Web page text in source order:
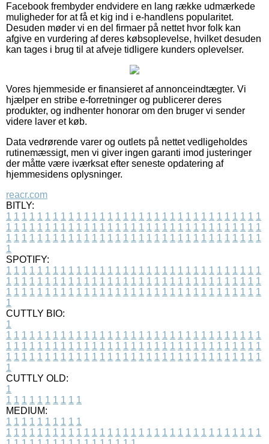
Facebook frembyder endvidere en lang række udmærkede
muligheder for at få et kig ind i e-handlens popularitet.
Desuden møder vi en del firmaer på nettet hvor folk kan
afgive en vurdering af deres købsoplevelse, hvilket desuden
kan tages i brug til at afveje tidligere kunders oplevelser.
Vores hjemmeside er finansieret af annonceindtægter. Vi
hjælper en stribe e-forretninger og publicerer deres
produkter, og indhenter honorar om den bruger vi sender
videre laver et køb.
Data vedrørende varer og outlets på nettet vedligeholdes
rutinemæssigt, men vi giver ingen garanti imod justeringer
der måtte være iværksat efter seneste opdatering af
hjemmesidens oplysninger.
reacr.com
BITLY:
1 1 1 1 1 1 1 1 1 1 1 1 1 1 1 1 1 1 1 1 1 1 1 1 1 1 1 1 1 1 1 1 1
1 1 1 1 1 1 1 1 1 1 1 1 1 1 1 1 1 1 1 1 1 1 1 1 1 1 1 1 1 1 1 1 1
1 1 1 1 1 1 1 1 1 1 1 1 1 1 1 1 1 1 1 1 1 1 1 1 1 1 1 1 1 1 1 1 1
1
SPOTIFY:
1 1 1 1 1 1 1 1 1 1 1 1 1 1 1 1 1 1 1 1 1 1 1 1 1 1 1 1 1 1 1 1 1
1 1 1 1 1 1 1 1 1 1 1 1 1 1 1 1 1 1 1 1 1 1 1 1 1 1 1 1 1 1 1 1 1
1 1 1 1 1 1 1 1 1 1 1 1 1 1 1 1 1 1 1 1 1 1 1 1 1 1 1 1 1 1 1 1 1
1
CUTTLY BIO:
1
1 1 1 1 1 1 1 1 1 1 1 1 1 1 1 1 1 1 1 1 1 1 1 1 1 1 1 1 1 1 1 1 1
1 1 1 1 1 1 1 1 1 1 1 1 1 1 1 1 1 1 1 1 1 1 1 1 1 1 1 1 1 1 1 1 1
1 1 1 1 1 1 1 1 1 1 1 1 1 1 1 1 1 1 1 1 1 1 1 1 1 1 1 1 1 1 1 1 1
1
CUTTLY OLD:
1
1 1 1 1 1 1 1 1 1 1
MEDIUM:
1 1 1 1 1 1 1 1 1 1
1 1 1 1 1 1 1 1 1 1 1 1 1 1 1 1 1 1 1 1 1 1 1 1 1 1 1 1 1 1 1 1 1